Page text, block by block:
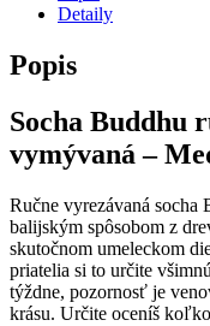
Detaily
Popis
Socha Buddhu
vymývaná –
Ručne vyrezávaná socha
balijským spôsobom z
skutočnom umeleckom
priatelia si to určite
týždne, pozornosť je
krásu. Určite oceníš